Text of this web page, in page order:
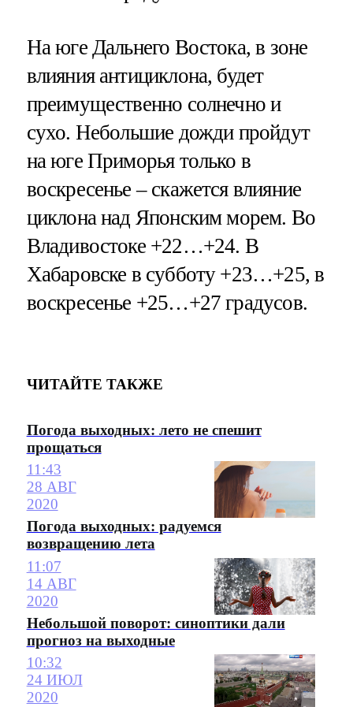
На юге Дальнего Востока, в зоне
влияния антициклона, будет
преимущественно солнечно и
сухо. Небольшие дожди пройдут
на юге Приморья только в
воскресенье – скажется влияние
циклона над Японским морем. Во
Владивостоке +22…+24. В
Хабаровске в субботу +23…+25, в
воскресенье +25…+27 градусов.
ЧИТАЙТЕ ТАКЖЕ
Погода выходных: лето не спешит
прощаться
11:43
28 АВГ
2020
Погода выходных: радуемся
возвращению лета
11:07
14 АВГ
2020
Небольшой поворот: синоптики дали
прогноз на выходные
10:32
24 ИЮЛ
2020